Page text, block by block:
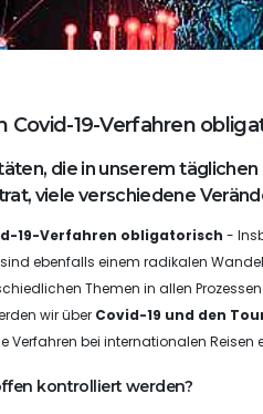
19-Verfahren
die in unserem
viele verschiedene
19-Verfahren obligatorisch -
ebenfalls einem radikalen
Themen in allen
wir über Covid-19 und den
Verfahren bei internationalen Reisen
kontrolliert werden?